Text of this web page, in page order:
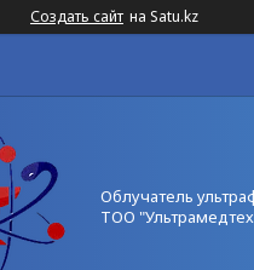
Создать сайт на Satu.kz
Облучатель
ТОО